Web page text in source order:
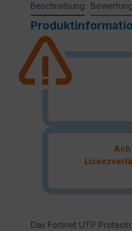
Beschreibung
Das Fortinet UTP